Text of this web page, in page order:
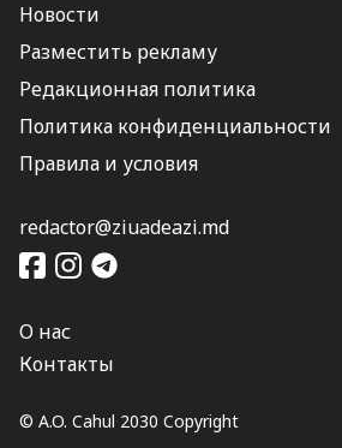
© A.O. Cahul 2030 Copyright
Новости
Разместить рекламу
Редакционная политика
Политика конфиденциальности
Правила и условия
redactor@ziuadeazi.md
О нас
Контакты